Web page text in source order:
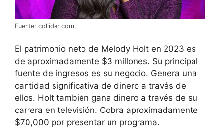
Fuente: collider.com
El patrimonio neto de Melody Holt en 2023 es
de aproximadamente $3 millones. Su principal
fuente de ingresos es su negocio. Genera una
cantidad significativa de dinero a través de
ellos. Holt también gana dinero a través de su
carrera en televisión. Cobra aproximadamente
$70,000 por presentar un programa.